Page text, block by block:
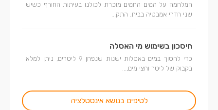
המלחמה על המים החמים מוכרת לכולנו בעיתות החורף כשיש
שני חדרי אמבטיה בבית. התק...
חיסכון בשימוש מי האסלה
כדי לחסוך במים באסלות ישנות שנפחן 9 ליטרים, ניתן למלא
בקבוק של ליטר וחצי מים,...
לטיפים בנושא אינסטלציה